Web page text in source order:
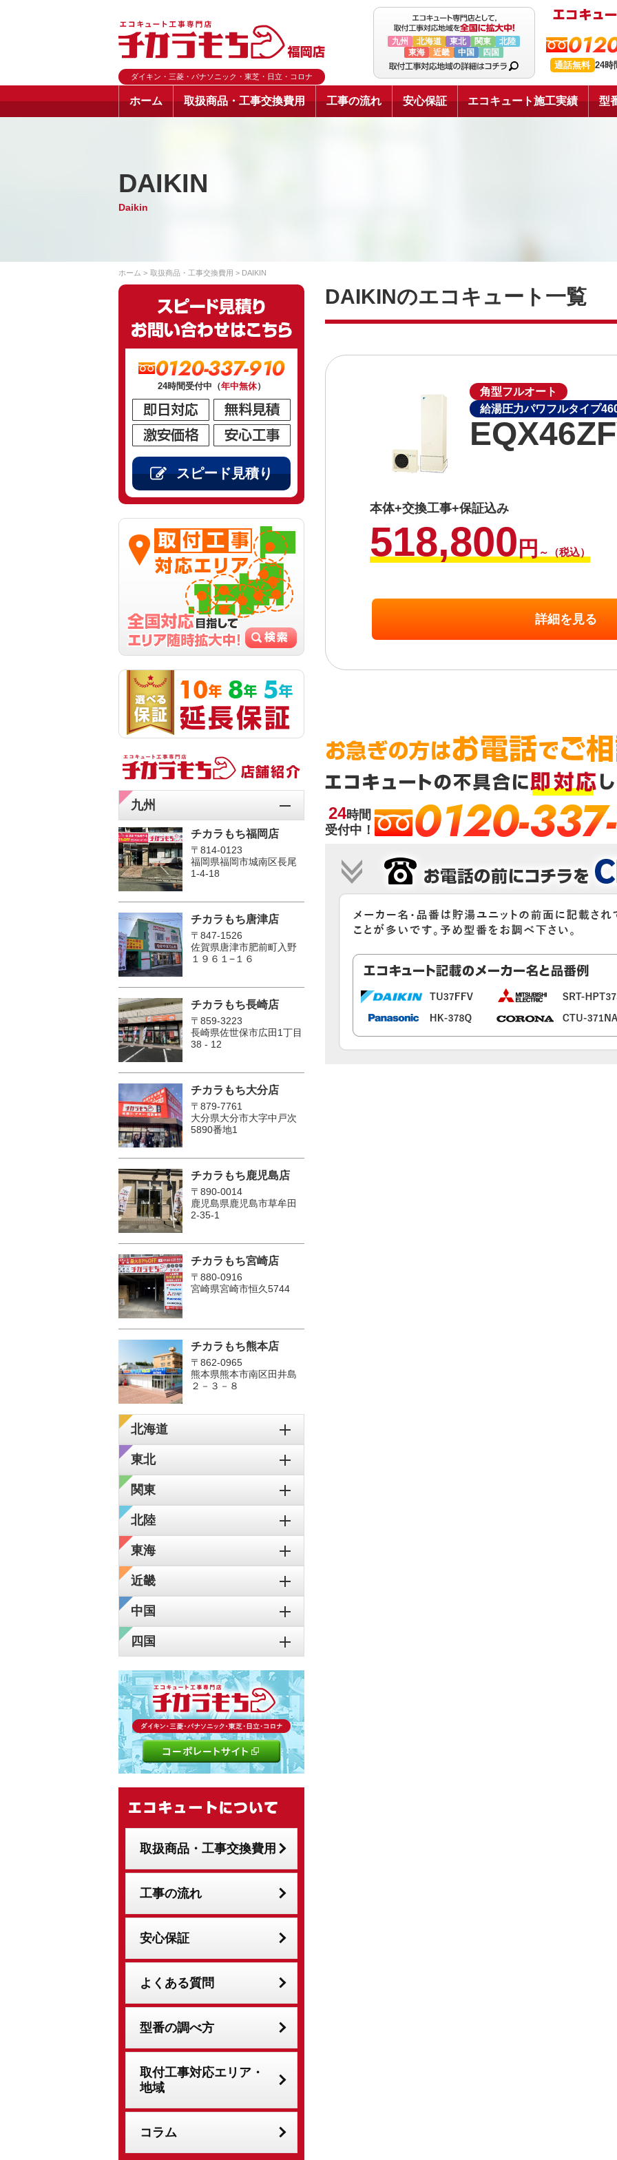
ダイキン・三菱・パナソニック・東芝・日立・コロナ
九州 北海道 東北 関東
北陸
東海
近畿 中国 四国
通話無料 24時
ホーム 取扱商品・工事交換費用 工事の流れ 安心保証 エコキュート施工実績 型
DAIKIN
Daikin
ホーム 取扱商品・工事交換費用 DAIKIN
DAIKINのエコキュート一覧
角型フルオート
給湯圧力パワフルタイプ
本体+交換工事+保証込み
518,800 円 ～（税込）
詳細を見る
24時間
受付中！
0120-
0120-337-910
24時間受付中（年中無休）
スピード見積り
九州
チカラもち福岡店
〒814-0123
福岡県福岡市城南区長尾
1‐4‐18
チカラもち唐津店
〒847-1526
佐賀県唐津市肥前町入野
１９６１−１６
チカラもち長崎店
〒859-3223
長崎県佐世保市広田1丁目
38 - 12
チカラもち大分店
〒879-7761
大分県大分市大字中戸次
5890番地1
チカラもち鹿児島店
〒890-0014
鹿児島県鹿児島市草牟田
2-35-1
チカラもち宮崎店
〒880-0916
宮崎県宮崎市恒久5744
チカラもち熊本店
〒862-0965
熊本県熊本市南区田井島
２－３－８
北海道
東北
関東
北陸
東海
近畿
中国
四国
取扱商品・工事交換費用
工事の流れ
安心保証
よくある質問
型番の調べ方
取付工事対応エリア・
地域
コラム